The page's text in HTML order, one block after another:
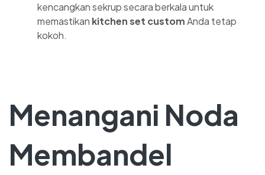
kencangkan sekrup secara berkala untuk
memastikan kitchen set customAnda tetap
kokoh.
Menangani Noda
Membandel